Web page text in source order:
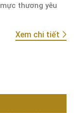
thương yêu
Xem chi tiết